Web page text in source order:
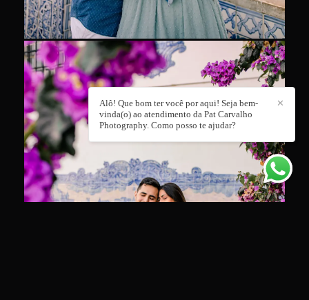
✕
Alô! Que bom ter você por aqui! Seja bem-
vinda(o) ao atendimento da Pat Carvalho
Photography. Como posso te ajudar?